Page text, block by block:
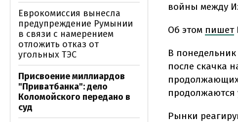
войны между
Об этом пишет
В
после скачка
продолжаются
Рынки
Еврокомиссия вынесла
предупреждение Румынии
в связи с намерением
отложить отказ от
угольных ТЭС
Присвоение миллиардов
"Приватбанка": дело
Коломойского передано в
суд